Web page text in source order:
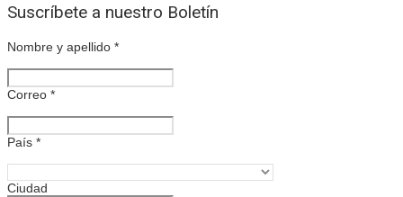
Suscríbete a nuestro Boletín
Nombre y apellido *
Correo *
País *
Ciudad